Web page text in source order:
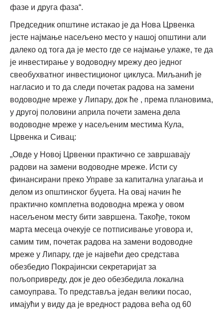
фазе и друга фаза“.
Председник општине истакао је да Нова Црвенка
јесте најмање насељено место у нашој општини али
далеко од тога да је место где се најмање улаже, те да
је инвестирање у водоводну мрежу део једног
свеобухватног инвестиционог циклуса. Миљанић је
нагласио и то да следи почетак радова на замени
водоводне мреже у Липару, док ће , према плановима,
у другој половини априла почети замена дела
водоводне мреже у насељеним местима Кула,
Црвенка и Сивац:
„Овде у Новој Црвенки практично се завршавају
радови на замени водоводне мреже. Исти су
финансирани преко Управе за капитална улагања и
делом из општинског буџета. На овај начин ће
практично комплетна водоводна мрежа у овом
насељеном месту бити завршена. Такође, током
марта месеца очекује се потписивање уговора и,
самим тим, почетак радова на замени водоводне
мреже у Липару, где је највећи део средстава
обезбедио Покрајински секретаријат за
пољопривреду, док је део обезбедила локална
самоуправа. То представља један велики посао,
имајући у виду да је вредност радова већа од 60